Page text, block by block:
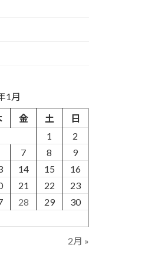
1月
金 土
日
1
2
7 8
9
14 15
16
21 22
23
28 29
30
2月 »